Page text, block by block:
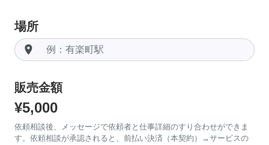
場所
room
販売金額
¥5,000
依頼相談後、メッセージで依頼者と仕事詳細のすり合わせができま
す。依頼相談が承認されると、前払い決済（本契約）→サービスの